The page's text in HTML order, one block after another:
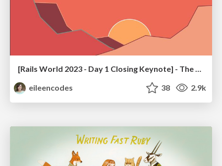
[Rails World 2023 - Day 1 Closing Keynote] - The Magic of Rails
eileencodes
38 2.9k